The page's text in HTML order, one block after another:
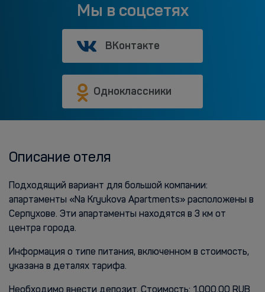
Мы в соцсетях
ВКонтакте
Одноклассники
Описание отеля
Подходящий вариант для большой компании:
апартаменты «Na Kryukova Apartments» расположены в
Серпухове. Эти апартаменты находятся в 3 км от
центра города.
Информация о типе питания, включенном в стоимость,
указана в деталях тарифа.